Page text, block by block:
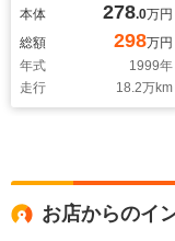
社外マフラー 車高
調 前置きIC アルミ
ラジエター
本体 278.0万円
総額
298万円
年式
1999年
走行
18.2万km
お店からのイ